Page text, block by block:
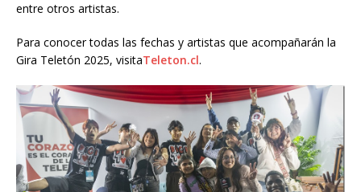
entre otros artistas.
Para conocer todas las fechas y artistas que acompañarán la
Gira Teletón 2025, visitaTeleton.cl.